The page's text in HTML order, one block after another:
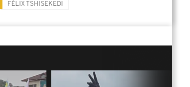
FÉLIX TSHISEKEDI